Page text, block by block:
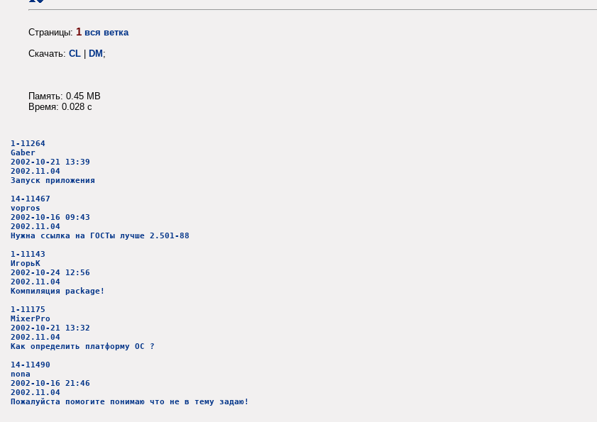
Страницы: 1 вся ветка
Скачать: CL | DM;
Память: 0.45 MB
Время: 0.028 c
1-11264
Gaber
2002-10-21 13:39
2002.11.04
Запуск приложения
14-11467
vopros
2002-10-16 09:43
2002.11.04
Нужна ссылка на ГОСТы лучше 2.501-88
1-11143
ИгорьК
2002-10-24 12:56
2002.11.04
Компиляция package!
1-11175
MixerPro
2002-10-21 13:32
2002.11.04
Как определить платформу ОС ?
14-11490
nona
2002-10-16 21:46
2002.11.04
Пожалуйста помогите понимаю что не в тему задаю!